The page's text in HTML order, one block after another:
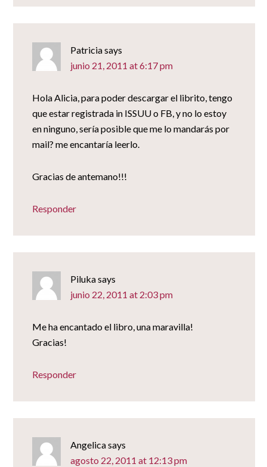
Patriciasays
junio 21, 2011 at 6:17 pm
Hola Alicia, para poder descargar el librito, tengo
que estar registrada in ISSUU o FB, y no lo estoy
en ninguno, sería posible que me lo mandarás por
mail? me encantaría leerlo.
Gracias de antemano!!!
Responder
Pilukasays
junio 22, 2011 at 2:03 pm
Me ha encantado el libro, una maravilla!
Gracias!
Responder
Angelicasays
agosto 22, 2011 at 12:13 pm